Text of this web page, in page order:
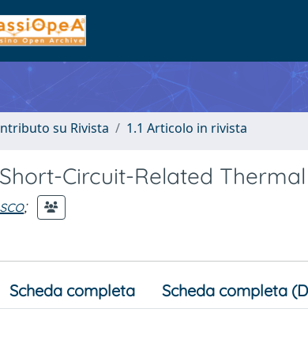
su Rivista 1.1 Articolo in rivista
Circuit-Related
;
Scheda completa Scheda completa